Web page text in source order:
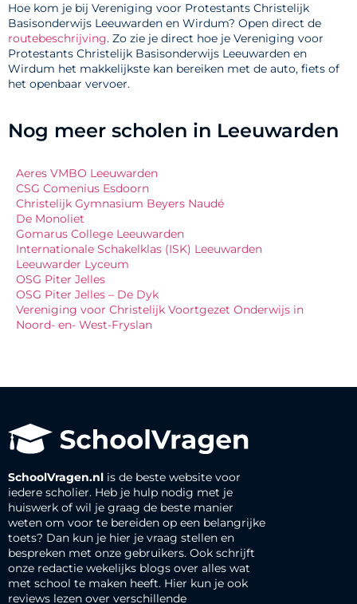
Hoe kom je bij Vereniging voor Protestants Christelijk
Basisonderwijs Leeuwarden en Wirdum? Open direct de
routebeschrijving. Zo zie je direct hoe je Vereniging voor
Protestants Christelijk Basisonderwijs Leeuwarden en
Wirdum het makkelijkste kan bereiken met de auto, fiets of
het openbaar vervoer.
Nog meer scholen in Leeuwarden
Aeres VMBO Leeuwarden
CSG Comenius Esdoorn
Christelijk Gymnasium Beyers Naudé
De Monoliet
Gomarus College Leeuwarden
Internationale Schakelklas (ISK) Leeuwarden
Leeuwarder Lyceum
OSG Piter Jelles
OSG Piter Jelles – De Dyk
Vereniging voor Christelijk Voortgezet Onderwijs in
Noord- en- West-Fryslan
SchoolVragen.nl is de beste website voor
iedere scholier. Heb je hulp nodig met je
huiswerk of wil je graag de beste manier
weten om voor te bereiden op een belangrijke
toets? Dan kun je hier je vraag stellen en
bespreken met onze gebruikers. Ook schrijft
onze redactie wekelijks blogs over alles wat
met school te maken heeft. Hier kun je ook
reviews lezen over verschillende